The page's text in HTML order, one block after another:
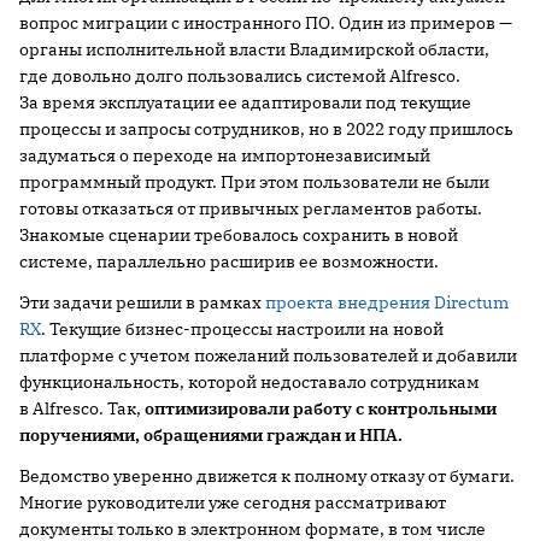
вопрос миграции с иностранного ПО. Один из примеров —
органы исполнительной власти Владимирской области,
где довольно долго пользовались системой Alfresco.
За время эксплуатации ее адаптировали под текущие
процессы и запросы сотрудников, но в 2022 году пришлось
задуматься о переходе на импортонезависимый
программный продукт. При этом пользователи не были
готовы отказаться от привычных регламентов работы.
Знакомые сценарии требовалось сохранить в новой
системе, параллельно расширив ее возможности.
Эти задачи решили в рамкахпроекта внедрения Directum
RX. Текущие бизнес-процессы настроили на новой
платформе с учетом пожеланий пользователей и добавили
функциональность, которой недоставало сотрудникам
в Alfresco. Так, оптимизировали работу с контрольными
поручениями, обращениями граждан и НПА.
Ведомство уверенно движется к полному отказу от бумаги.
Многие руководители уже сегодня рассматривают
документы только в электронном формате, в том числе